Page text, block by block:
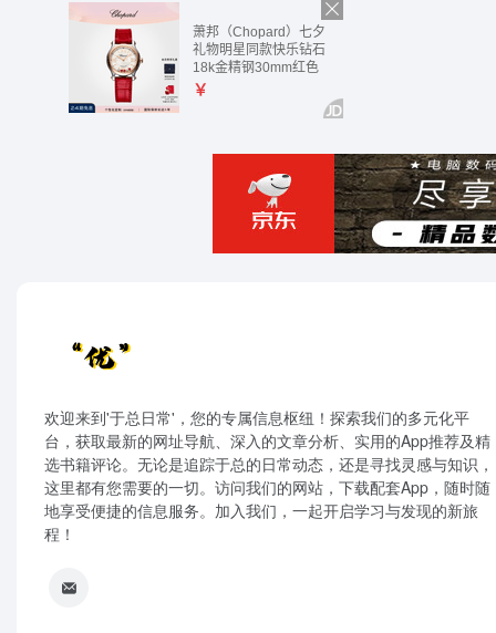
欢迎来到'于总日常'，您的专属信息枢纽！探索我们的多元化平
台，获取最新的网址导航、深入的文章分析、实用的App推荐及精
选书籍评论。无论是追踪于总的日常动态，还是寻找灵感与知识，
这里都有您需要的一切。访问我们的网站，下载配套App，随时随
地享受便捷的信息服务。加入我们，一起开启学习与发现的新旅
程！